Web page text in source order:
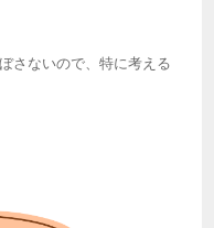
さないので、特に考える